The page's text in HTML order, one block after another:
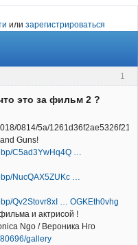
или зарегистрироваться
1
это за фильм 2 ?
Guns!
C5ad3YwHq4Q …
NucQAX5ZUKc …
Qv2Stovr8xI … OGKEth0vhg
и актрисой !
Ngo / Вероника Нго
gallery